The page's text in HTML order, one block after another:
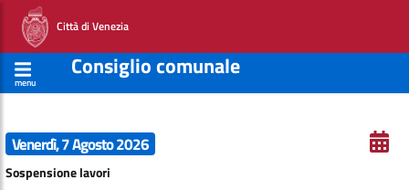
Città di Venezia
menu
Consiglio comunale
Venerdì, 7 Agosto 2026
Sospensione lavori